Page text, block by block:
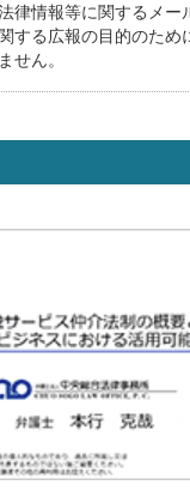
律情報等に関するメー
する広報の目的のため
せん。